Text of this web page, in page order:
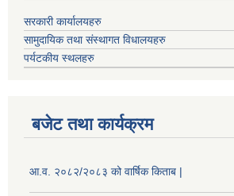
सरकारी कार्यालयहरु
सामुदायिक तथा संस्थागत विधालयहरु
पर्यटकीय स्थलहरु
बजेट तथा कार्यक्रम
आ.व. २०८२/२०८३ को वार्षिक किताब |